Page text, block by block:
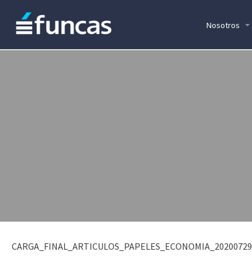
Nosotros
CARGA_FINAL_ARTICULOS_PAPELES_ECONOMIA_20200729